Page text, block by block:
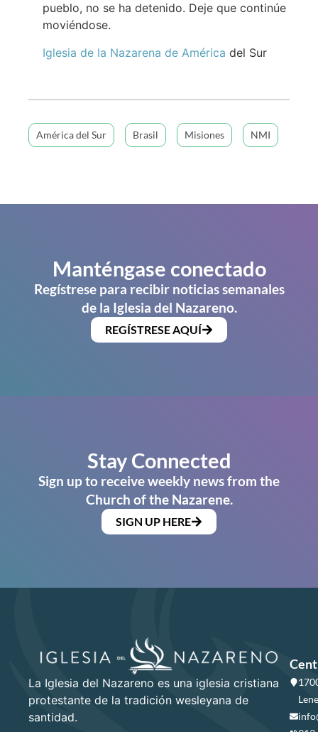
pueblo, no se ha detenido. Deje que continúe
moviéndose.
Iglesia de la Nazarena de América del Sur
América del Sur Brasil Misiones NMI
Manténgase conectado
Regístrese para recibir noticias semanales
de la Iglesia del Nazareno.
REGÍSTRESE AQUÍ
Stay Connected
Sign up to receive weekly news from the
Church of the Nazarene.
SIGN UP HERE
La Iglesia del Nazareno es una iglesia cristiana
protestante de la tradición wesleyana de
santidad.